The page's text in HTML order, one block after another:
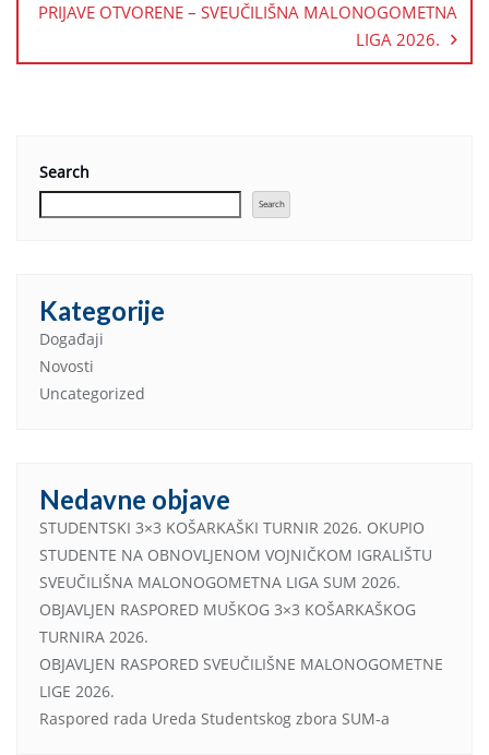
PRIJAVE OTVORENE – SVEUČILIŠNA MALONOGOMETNA
LIGA 2026.
Search
Search
Kategorije
Događaji
Novosti
Uncategorized
Nedavne objave
STUDENTSKI 3×3 KOŠARKAŠKI TURNIR 2026. OKUPIO
STUDENTE NA OBNOVLJENOM VOJNIČKOM IGRALIŠTU
SVEUČILIŠNA MALONOGOMETNA LIGA SUM 2026.
OBJAVLJEN RASPORED MUŠKOG 3×3 KOŠARKAŠKOG
TURNIRA 2026.
OBJAVLJEN RASPORED SVEUČILIŠNE MALONOGOMETNE
LIGE 2026.
Raspored rada Ureda Studentskog zbora SUM-a